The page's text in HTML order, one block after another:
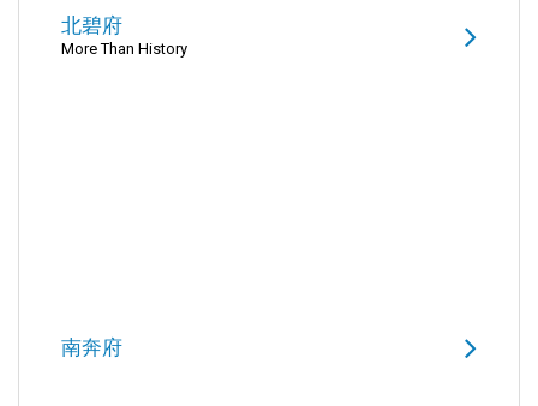
北碧府
More Than History
南奔府